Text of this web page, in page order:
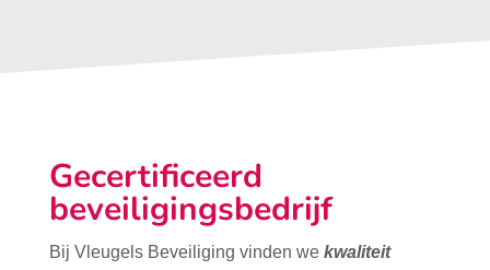
Gecertificeerd
beveiligingsbedrijf
Bij Vleugels Beveiliging vinden we kwaliteit